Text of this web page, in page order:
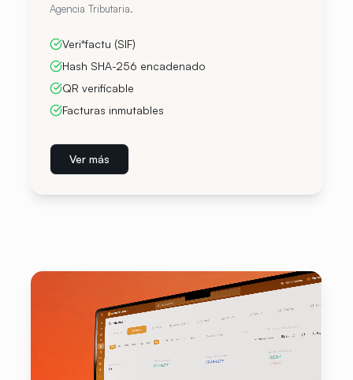
Agencia Tributaria.
Veri*factu (SIF)
Hash SHA-256 encadenado
QR verificable
Facturas inmutables
Ver más